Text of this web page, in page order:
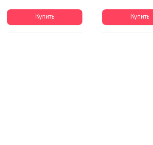
Купить Купить